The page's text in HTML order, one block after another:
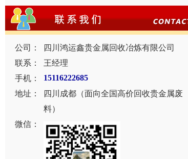
公司：
四川鸿运鑫贵金属回收冶炼有限公司
联系：
王经理
手机：
15116222685
地址：
四川成都（面向全国高价回收贵金属废
料）
微信：